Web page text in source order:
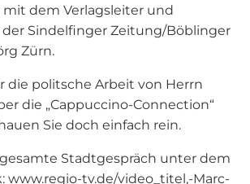
dem Verlagsleiter und
Sindelfinger Zeitung/Böblinger
Zürn.
die politsche Arbeit von Herrn
die „Cappuccino-Connection“
Sie doch einfach rein.
Stadtgespräch unter dem
www.regio-tv.de/video_titel,-Marc-